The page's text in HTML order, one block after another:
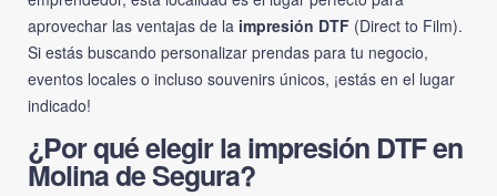
aprovechar las ventajas de la impresión DTF (Direct to Film).
Si estás buscando personalizar prendas para tu negocio,
eventos locales o incluso souvenirs únicos, ¡estás en el lugar
indicado!
¿Por qué elegir la impresión DTF en
Molina de Segura?